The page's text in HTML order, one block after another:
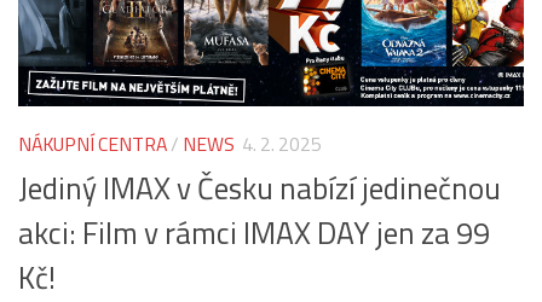
NÁKUPNÍ CENTRA/ NEWS 4. 2. 2025
Jediný IMAX v Česku nabízí jedinečnou
akci: Film v rámci IMAX DAY jen za 99
Kč!